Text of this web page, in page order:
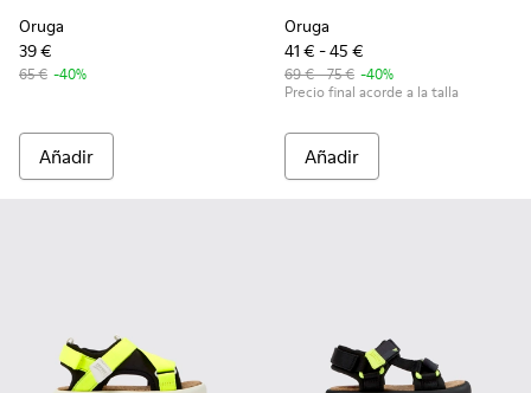
Oruga
39 €
65 € -40%
Añadir
Oruga
41 € - 45 €
69 € - 75 € -40%
Precio final acorde a la talla
Añadir